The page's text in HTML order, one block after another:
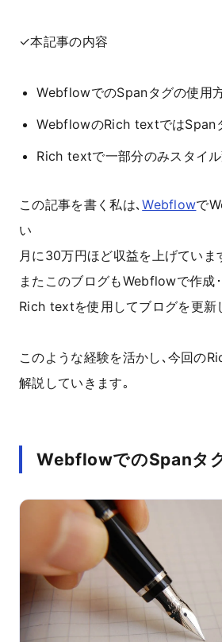
✓本記事の内容
WebflowでのSpanタグの使用
WebflowのRich textではSpan
Rich textで一部分のみスタイ
この記事を書く私は､Webflowで
い
月に30万円ほど収益を上げていま
またこのブログもWebflowで作成
Rich textを使用してブログを更新
このような経験を活かし､今回の
解説していきます｡
WebflowでのSpanタ